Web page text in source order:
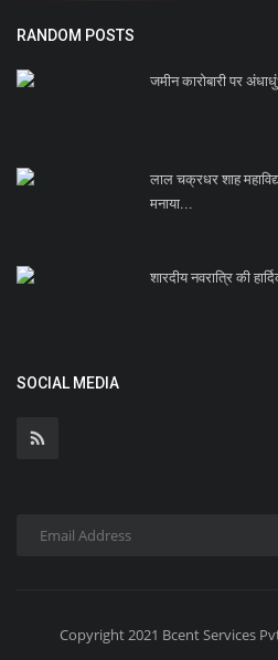
RANDOM POSTS
जमीन कारोबारी पर
लाल चक्रधर शाह
मनाया...
शारदीय नवरात्रि की
SOCIAL MEDIA
Copyright 2021 Bcent Services